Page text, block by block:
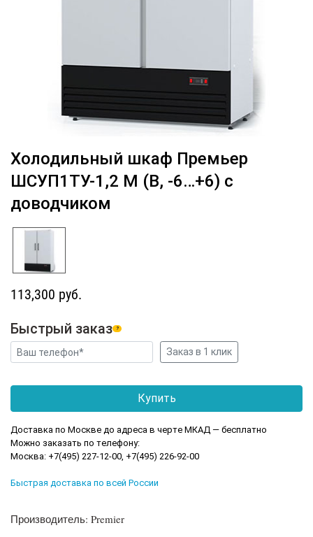
Холодильный шкаф Премьер
ШСУП1ТУ-1,2 М (В, -6…+6) с
доводчиком
113,300 руб.
Быстрый заказ ?
Доставка по Москве до адреса в черте МКАД — бесплатно
Можно заказать по телефону:
Москва: +7(495) 227-12-00, +7(495) 226-92-00
Быстрая доставка по всей России
Производитель: Premier